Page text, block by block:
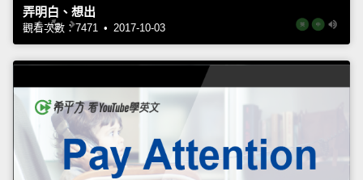
弄明白、想出
觀看次數：7471 • 2017-10-03